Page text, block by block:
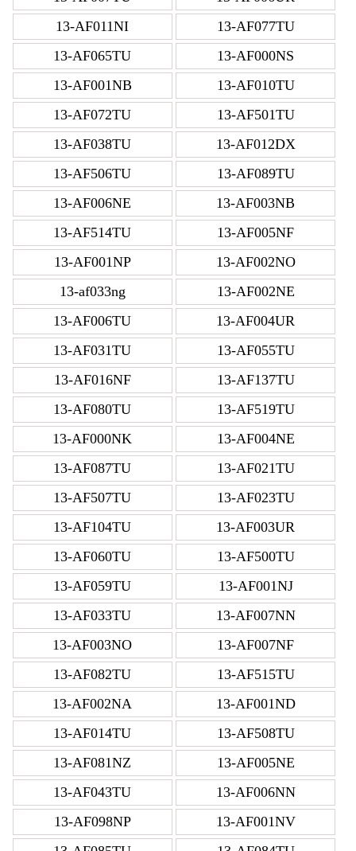
13-AF011NI
13-AF077TU
13-AF065TU
13-AF000NS
13-AF001NB
13-AF010TU
13-AF072TU
13-AF501TU
13-AF038TU
13-AF012DX
13-AF506TU
13-AF089TU
13-AF006NE
13-AF003NB
13-AF514TU
13-AF005NF
13-AF001NP
13-AF002NO
13-af033ng
13-AF002NE
13-AF006TU
13-AF004UR
13-AF031TU
13-AF055TU
13-AF016NF
13-AF137TU
13-AF080TU
13-AF519TU
13-AF000NK
13-AF004NE
13-AF087TU
13-AF021TU
13-AF507TU
13-AF023TU
13-AF104TU
13-AF003UR
13-AF060TU
13-AF500TU
13-AF059TU
13-AF001NJ
13-AF033TU
13-AF007NN
13-AF003NO
13-AF007NF
13-AF082TU
13-AF515TU
13-AF002NA
13-AF001ND
13-AF014TU
13-AF508TU
13-AF081NZ
13-AF005NE
13-AF043TU
13-AF006NN
13-AF098NP
13-AF001NV